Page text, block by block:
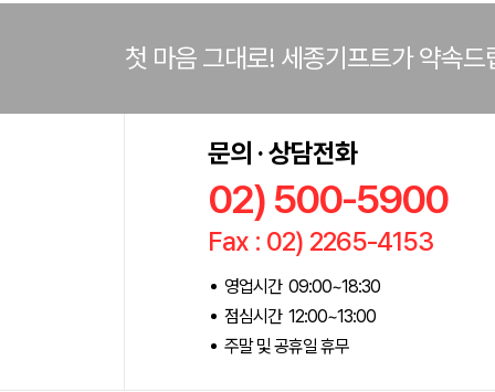
첫 마음 그대로! 세종기프트가 약속드
문의 · 상담전화
02) 500-5900
Fax : 02) 2265-4153
영업시간 09:00~18:30
점심시간 12:00~13:00
주말 및 공휴일 휴무